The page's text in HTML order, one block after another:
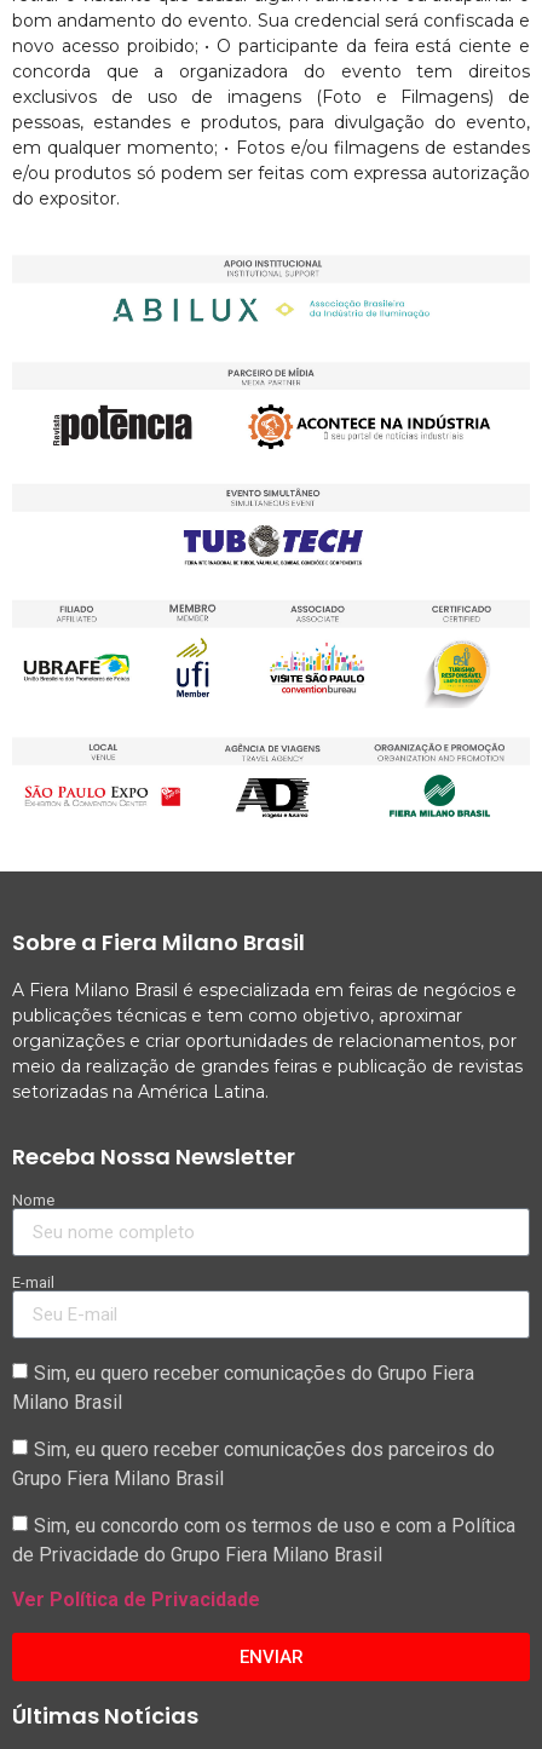
bom andamento do evento. Sua credencial será confiscada e
novo acesso proibido; • O participante da feira está ciente e
concorda que a organizadora do evento tem direitos
exclusivos de uso de imagens (Foto e Filmagens) de
pessoas, estandes e produtos, para divulgação do evento,
em qualquer momento; • Fotos e/ou filmagens de estandes
e/ou produtos só podem ser feitas com expressa autorização
do expositor.
Sobre a Fiera Milano Brasil
A Fiera Milano Brasil é especializada em feiras de negócios e
publicações técnicas e tem como objetivo, aproximar
organizações e criar oportunidades de relacionamentos, por
meio da realização de grandes feiras e publicação de revistas
setorizadas na América Latina.
Receba Nossa Newsletter
Nome
E-mail
Sim, eu quero receber comunicações do Grupo Fiera
Milano Brasil
Sim, eu quero receber comunicações dos parceiros do
Grupo Fiera Milano Brasil
Sim, eu concordo com os termos de uso e com a Política
de Privacidade do Grupo Fiera Milano Brasil
Ver Política de Privacidade
ENVIAR
Últimas Notícias